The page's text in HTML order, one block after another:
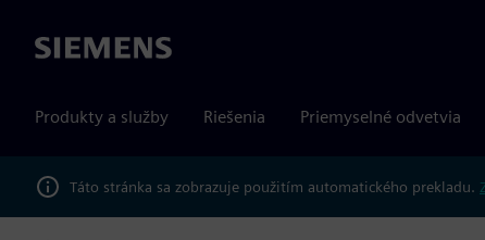
Siemens
Produkty a služby Riešenia Priemyselné odvetvia
Táto stránka sa zobrazuje použitím automatického prekladu.